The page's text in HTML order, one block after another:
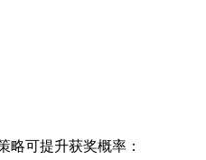
略可提升获奖概率：